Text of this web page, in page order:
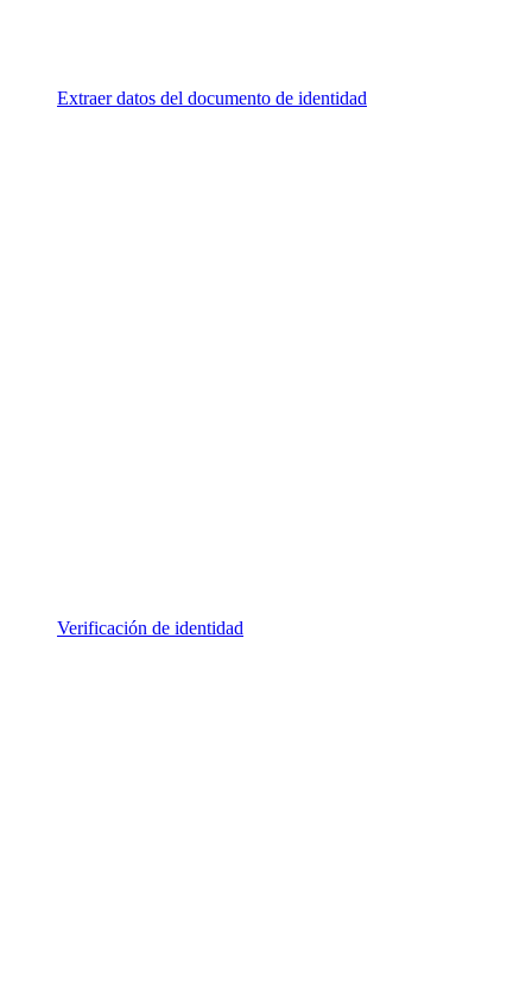
Extraer datos del documento de identidad
Verificación de identidad